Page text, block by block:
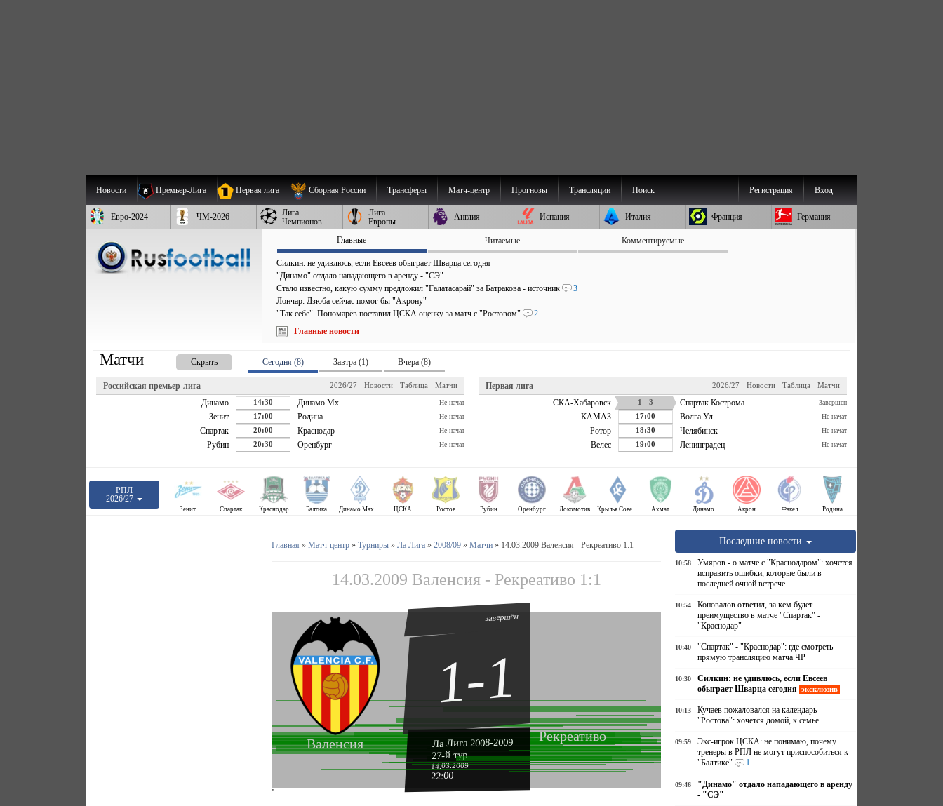
Новости Премьер-Лига Первая лига Сборная России Трансферы Матч-центр Прогнозы Трансляции Поиск Вход
Регистрация
Евро-2024 ЧМ-2026
Лига
Чемпионов
Лига
Европы
Англия Испания Италия Франция Германия
Главные Читаемые Комментируемые
Силкин: не удивлюсь, если Евсеев обыграет Шварца сегодня
"Динамо" отдало нападающего в аренду - "СЭ"
Стало известно, какую сумму предложил "Галатасарай" за Батракова - источник
3
Лончар: Дзюба сейчас помог бы "Акрону"
"Так себе". Пономарёв поставил ЦСКА оценку за матч с "Ростовом"
2
Главные новости
Матчи Скрыть Сегодня (8) Завтра (1) Вчера (8)
Российская премьер-лига Матчи
Таблица
Новости
2026/27
Динамо 14:30 Динамо Мх Не начат
Зенит 17:00 Родина Не начат
Спартак 20:00 Краснодар Не начат
Рубин 20:30 Оренбург Не начат
Первая лига Матчи
Таблица
Новости
2026/27
СКА-Хабаровск 1 - 3 Спартак Кострома Завершен
КАМАЗ 17:00 Волга Ул Не начат
Ротор 18:30 Челябинск Не начат
Велес 19:00 Ленинградец Не начат
РПЛ
2026/27
Зенит Спартак Краснодар Балтика Динамо Махачкала ЦСКА Ростов Рубин Оренбург Локомотив Крылья Советов Ахмат Динамо Акрон Факел Родина
Главная » Матч-центр» Турниры» Ла Лига» 2008/09» Матчи» 14.03.2009 Валенсия - Рекреативо 1:1
14.03.2009 Валенсия - Рекреативо 1:1
Валенсия
Рекреативо
завершён
1-1
Ла Лига 2008-2009
27-й тур
14.03.2009
22:00
''
Последние новости
10:58
Умяров - о матче с "Краснодаром": хочется
исправить ошибки, которые были в
последней очной встрече
10:54
Коновалов ответил, за кем будет
преимущество в матче "Спартак" -
"Краснодар"
10:40
"Спартак" - "Краснодар": где смотреть
прямую трансляцию матча ЧР
10:30
Силкин: не удивлюсь, если Евсеев
обыграет Шварца сегодня
эксклюзив
10:13
Кучаев пожаловался на календарь
"Ростова": хочется домой, к семье
09:59
Экс-игрок ЦСКА: не понимаю, почему
тренеры в РПЛ не могут приспособиться к
"Балтике"
1
09:46
"Динамо" отдало нападающего в аренду
- "СЭ"